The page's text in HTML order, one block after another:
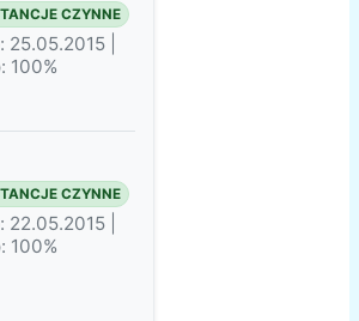
CZYNNE
|
100%
CZYNNE
|
100%